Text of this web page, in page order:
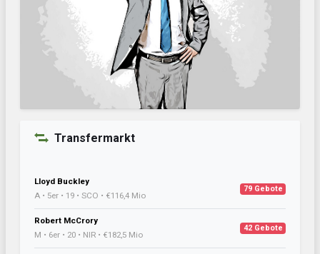
Transfermarkt
Lloyd Buckley
A • 5er • 19 • SCO • €116,4 Mio
79 Gebote
Robert McCrory
M • 6er • 20 • NIR • €182,5 Mio
42 Gebote